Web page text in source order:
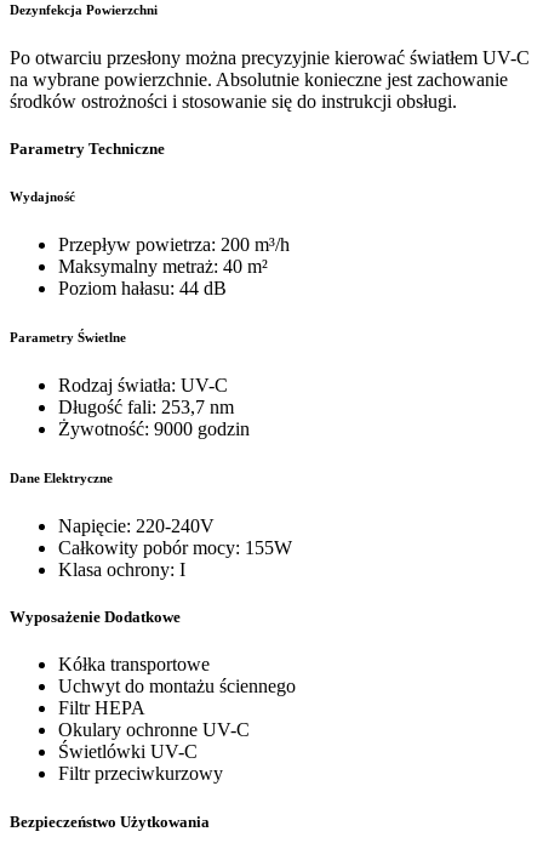
Dezynfekcja Powierzchni
Po otwarciu przesłony można precyzyjnie kierować światłem UV-C
na wybrane powierzchnie. Absolutnie konieczne jest zachowanie
środków ostrożności i stosowanie się do instrukcji obsługi.
Parametry Techniczne
Wydajność
Przepływ powietrza: 200 m³/h
Maksymalny metraż: 40 m²
Poziom hałasu: 44 dB
Parametry Świetlne
Rodzaj światła: UV-C
Długość fali: 253,7 nm
Żywotność: 9000 godzin
Dane Elektryczne
Napięcie: 220-240V
Całkowity pobór mocy: 155W
Klasa ochrony: I
Wyposażenie Dodatkowe
Kółka transportowe
Uchwyt do montażu ściennego
Filtr HEPA
Okulary ochronne UV-C
Świetlówki UV-C
Filtr przeciwkurzowy
Bezpieczeństwo Użytkowania